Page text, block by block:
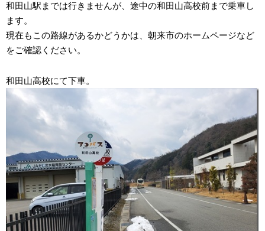
和田山駅までは行きませんが、途中の和田山高校前まで乗車し
ます。
現在もこの路線があるかどうかは、朝来市のホームページなど
をご確認ください。
和田山高校にて下車。